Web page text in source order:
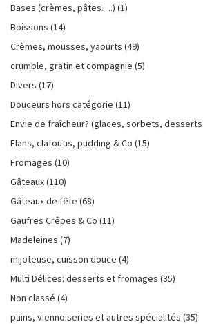
Bases (crèmes, pâtes….) (1)
Boissons (14)
Crèmes, mousses, yaourts (49)
crumble, gratin et compagnie (5)
Divers (17)
Douceurs hors catégorie (11)
Envie de fraîcheur? (glaces, sorbets,
Flans, clafoutis, pudding & Co (15)
Fromages (10)
Gâteaux(110)
Gâteaux de fête (68)
Gaufres Crêpes & Co (11)
Madeleines (7)
mijoteuse, cuisson douce (4)
Multi Délices: desserts et fromages (35)
Non classé (4)
pains, viennoiseries et autres spécialités (35)